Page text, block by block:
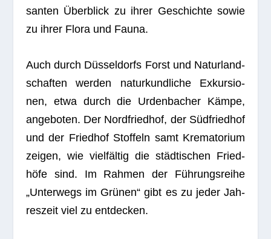
san­ten Über­blick zu ihrer Geschichte sowie
zu ihrer Flora und Fauna.
Auch durch Düs­sel­dorfs Forst und Natur­land­
schaf­ten wer­den natur­kund­li­che Exkur­sio­
nen, etwa durch die Urden­ba­cher Kämpe,
ange­bo­ten. Der Nord­fried­hof, der Süd­fried­hof
und der Fried­hof Stof­feln samt Kre­ma­to­rium
zei­gen, wie viel­fäl­tig die städ­ti­schen Fried­
höfe sind. Im Rah­men der Füh­rungs­reihe
„Unter­wegs im Grü­nen“ gibt es zu jeder Jah­
res­zeit viel zu entdecken.